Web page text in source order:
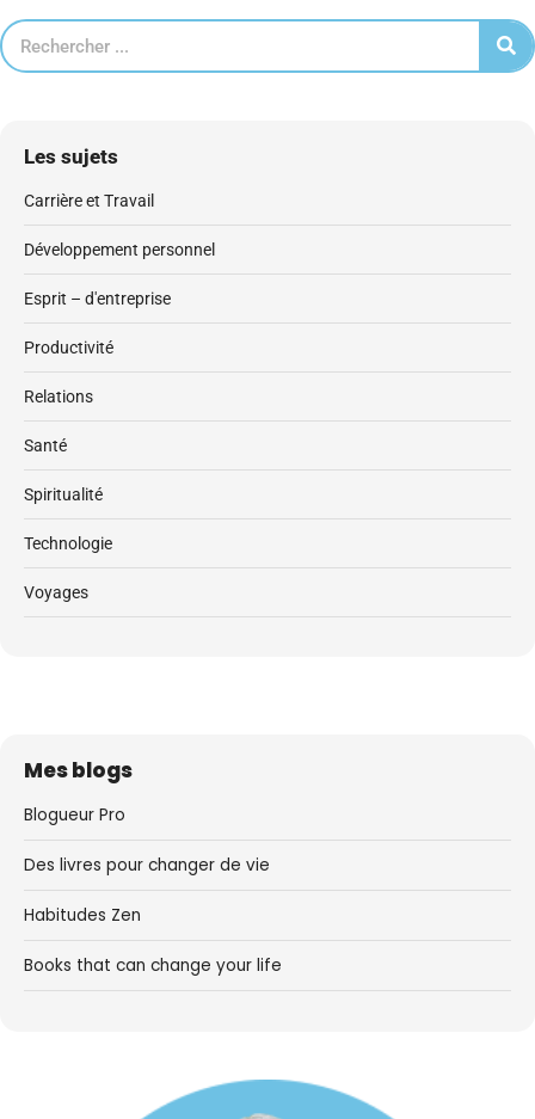
Les sujets
Carrière et Travail
Développement personnel
Esprit – d'entreprise
Productivité
Relations
Santé
Spiritualité
Technologie
Voyages
Mes blogs
Blogueur Pro
Des livres pour changer de vie
Habitudes Zen
Books that can change your life